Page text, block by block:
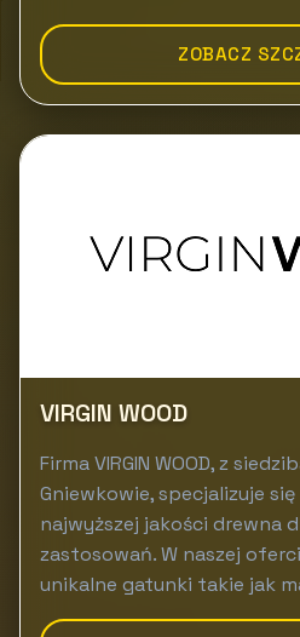
ZOBACZ
VIRGIN WOOD
Firma VIRGIN WOOD, z
Gniewkowie, specjalizuje
najwyższej jakości drewna
zastosowań. W naszej
unikalne gatunki takie jak